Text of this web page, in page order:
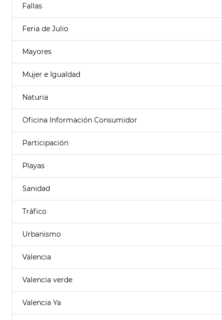
Fallas
Feria de Julio
Mayores
Mujer e Igualdad
Naturia
Oficina Información Consumidor
Participación
Playas
Sanidad
Tráfico
Urbanismo
Valencia
Valencia verde
Valencia Ya